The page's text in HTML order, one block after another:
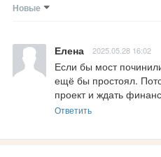
Новые
Елена 2025.05.28 16:02
Если бы мост
ещё бы простоял.
проект и ждать
Ответить